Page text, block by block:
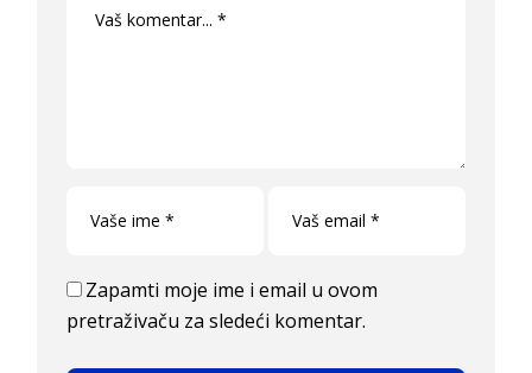
Zapamti moje ime i email u ovom
pretraživaču za sledeći komentar.